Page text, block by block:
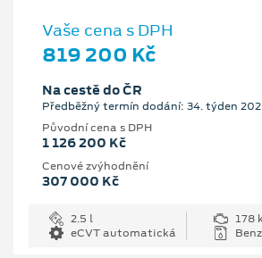
Vaše cena s DPH
819 200 Kč
Na cestě do ČR
Předběžný termín dodání: 34. týden
Původní cena s DPH
1 126 200 Kč
Cenové zvýhodnění
307 000 Kč
2.5 l
178
eCVT automatická